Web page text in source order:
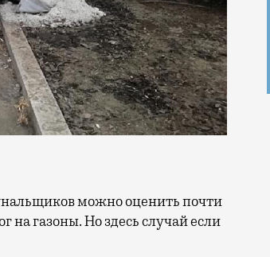
на газоны. Но здесь случай если